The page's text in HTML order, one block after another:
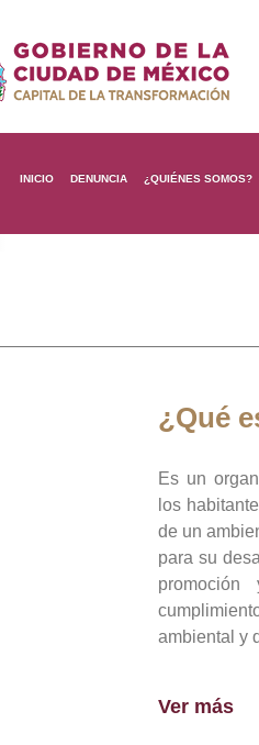
INICIO DENUNCIA ¿QUIÉNES SOMOS?
¿Qué
Es un
los
de un
para su
ambiental y
Ver más